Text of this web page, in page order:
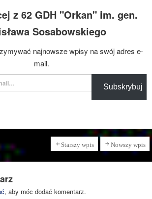
z 62 GDH "Orkan" im. gen.
Sosabowskiego
najnowsze wpisy na swój adres e-
mail.
Subskrybuj
Starszy wpis Nowszy wpis
, aby móc dodać komentarz.